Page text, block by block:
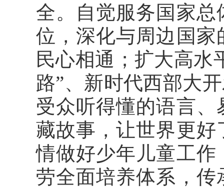
全。自觉服务国家
位，深化与周边国
民心相通；扩大高水
路”、新时代西部大
受众听得懂的语言
藏故事，让世界更
情做好少年儿童工
劳全面培养体系，